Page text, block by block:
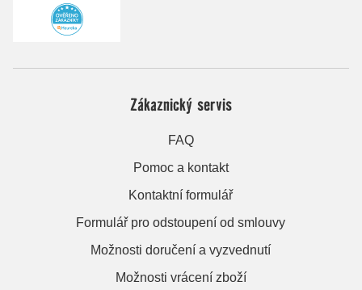
Zákaznický servis
FAQ
Pomoc a kontakt
Kontaktní formulář
Formulář pro odstoupení od smlouvy
Možnosti doručení a vyzvednutí
Možnosti vrácení zboží